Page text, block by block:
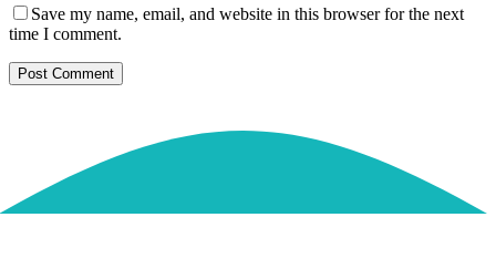
Save my name, email, and website in this browser for the next
time I comment.